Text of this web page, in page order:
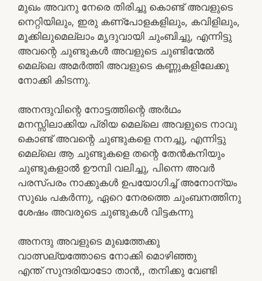
മുഖം അവനു നേരെ തിരിച്ചു കൊണ്ട് അവളുടെ
നെറ്റിയിലും, ഇരു കണ്പോളകളിലും, കവിളിലും,
മൂക്കിലുമെല്ലാം മൃദുവായി ചുംബിച്ചു, എന്നിട്ടു
അവന്റെ ചുണ്ടുകൾ അവളുടെ ചുണ്ടിന്മേൽ
മെല്ലെ അമർത്തി അവളുടെ കണ്ണുകളിലേക്കു
നോക്കി കിടന്നു.
അനന്ദുവിന്റെ നോട്ടത്തിന്റെ അർഥം
മനസ്സിലാക്കിയ പ്രിയ മെല്ലെ അവളുടെ നാവു
കൊണ്ട് അവന്റെ ചുണ്ടുകളെ നനച്ചു, എന്നിട്ടു
മെല്ലെ ആ ചുണ്ടുകളെ തന്റെ തേൻകനിയും
ചുണ്ടുകളാൽ ഊമ്പി വലിച്ചു, പിന്നെ അവർ
പരസ്പരം നാക്കുകൾ ഉപയോഗിച്ച് അനോന്യം
സുഖം പകർന്നു, ഏറെ നേരത്തെ ചുംബനത്തിനു
ശേഷം അവരുടെ ചുണ്ടുകൾ വിട്ടകന്നു
അനന്ദു അവളുടെ മുഖത്തേക്കു
വാത്സല്യത്തോടെ നോക്കി മൊഴിഞ്ഞു
എന്ത് സുന്ദരിയാടോ താൻ,, തനിക്കു വേണ്ടി